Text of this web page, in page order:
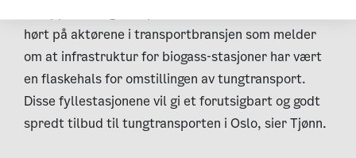
hørt på aktørene i transportbransjen som melder
om at infrastruktur for biogass-stasjoner har vært
en flaskehals for omstillingen av tungtransport.
Disse fyllestasjonene vil gi et forutsigbart og godt
spredt tilbud til tungtransporten i Oslo, sier Tjønn.